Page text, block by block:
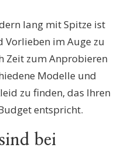
lang mit Spitze ist
Vorlieben im Auge zu
Zeit zum Anprobieren
Modelle und
zu finden, das Ihren
entspricht.
bei